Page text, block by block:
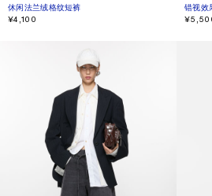
休闲法兰绒格纹短裤
当前颜色： 绿松石色/蓝色/白色
價格：¥4,100。
¥4,100
错视效
当前颜
價格